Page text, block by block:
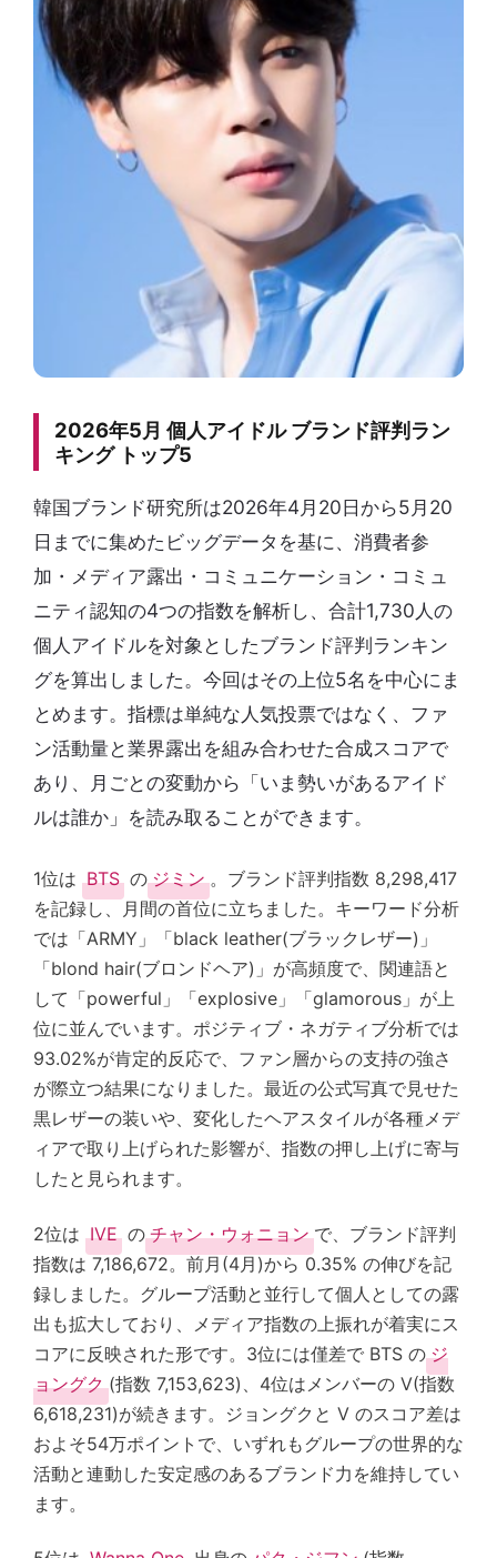
2026年5月 個人アイドル ブランド評判ラン
キング トップ5
韓国ブランド研究所は2026年4月20日から5月20
日までに集めたビッグデータを基に、消費者参
加・メディア露出・コミュニケーション・コミュ
ニティ認知の4つの指数を解析し、合計1,730人の
個人アイドルを対象としたブランド評判ランキン
グを算出しました。今回はその上位5名を中心にま
とめます。指標は単純な人気投票ではなく、ファ
ン活動量と業界露出を組み合わせた合成スコアで
あり、月ごとの変動から「いま勢いがあるアイド
ルは誰か」を読み取ることができます。
1位は BTS の ジミン 。ブランド評判指数 8,298,417
を記録し、月間の首位に立ちました。キーワード分析
では「ARMY」「black leather(ブラックレザー)」
「blond hair(ブロンドヘア)」が高頻度で、関連語と
して「powerful」「explosive」「glamorous」が上
位に並んでいます。ポジティブ・ネガティブ分析では
93.02%が肯定的反応で、ファン層からの支持の強さ
が際立つ結果になりました。最近の公式写真で見せた
黒レザーの装いや、変化したヘアスタイルが各種メデ
ィアで取り上げられた影響が、指数の押し上げに寄与
したと見られます。
2位は IVE の チャン・ウォニョン で、ブランド評判
指数は 7,186,672。前月(4月)から 0.35% の伸びを記
録しました。グループ活動と並行して個人としての露
出も拡大しており、メディア指数の上振れが着実にス
コアに反映された形です。3位には僅差で BTS の ジ
ョングク (指数 7,153,623)、4位はメンバーの V(指数
6,618,231)が続きます。ジョングクと V のスコア差は
およそ54万ポイントで、いずれもグループの世界的な
活動と連動した安定感のあるブランド力を維持してい
ます。